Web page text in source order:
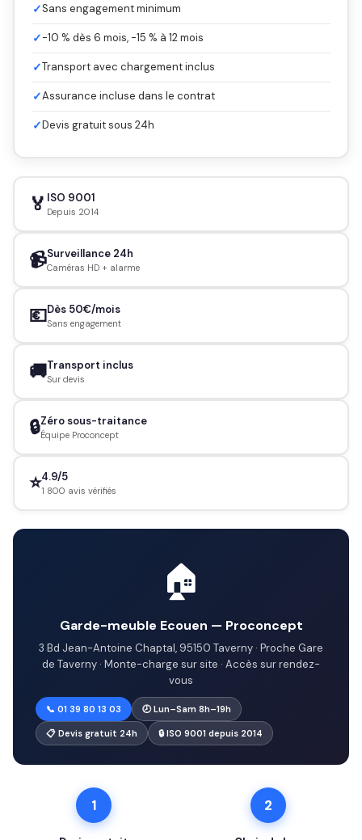
✓Sans engagement minimum
✓-10 % dès 6 mois, -15 % à 12 mois
✓Transport avec chargement inclus
✓Assurance incluse dans le contrat
✓Devis gratuit sous 24h
🏅 ISO 9001
Depuis 2014
📹Surveillance 24h
Caméras HD + alarme
💶Dès 50€/mois
Sans engagement
🚚Transport inclus
Sur devis
🔒Zéro sous-traitance
Équipe Proconcept
⭐4.9/5
1 800 avis vérifiés
🏠
Garde-meuble Ecouen — Proconcept
3 Bd Jean-Antoine Chaptal, 95150 Taverny · Proche Gare
de Taverny · Monte-charge sur site · Accès sur rendez-
vous
📞 01 39 80 13 03 🕗 Lun–Sam 8h–19h
📋 Devis gratuit 24h 🔒 ISO 9001 depuis 2014
1 2